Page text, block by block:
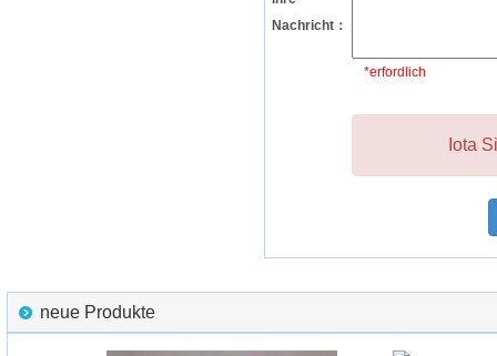
Nachricht：
*erfordlich
Iota
neue Produkte